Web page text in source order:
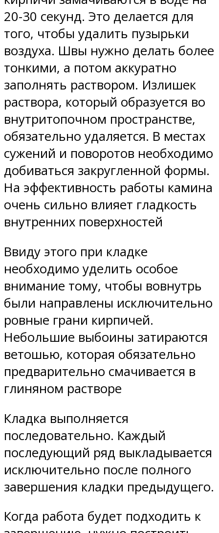
20-30 секунд. Это делается для
того, чтобы удалить пузырьки
воздуха. Швы нужно делать более
тонкими, а потом аккуратно
заполнять раствором. Излишек
раствора, который образуется во
внутритопочном пространстве,
обязательно удаляется. В местах
сужений и поворотов необходимо
добиваться закругленной формы.
На эффективность работы камина
очень сильно влияет гладкость
внутренних поверхностей
Ввиду этого при кладке
необходимо уделить особое
внимание тому, чтобы вовнутрь
были направлены исключительно
ровные грани кирпичей.
Небольшие выбоины затираются
ветошью, которая обязательно
предварительно смачивается в
глиняном растворе
Кладка выполняется
последовательно. Каждый
последующий ряд выкладывается
исключительно после полного
завершения кладки предыдущего.
Когда работа будет подходить к